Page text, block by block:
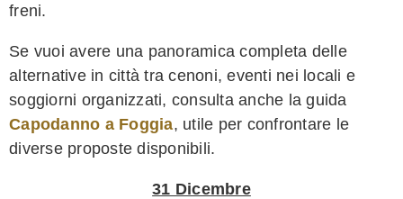
freni.
Se vuoi avere una panoramica completa delle
alternative in città tra cenoni, eventi nei locali e
soggiorni organizzati, consulta anche la guida
Capodanno a Foggia, utile per confrontare le
diverse proposte disponibili.
31 Dicembre